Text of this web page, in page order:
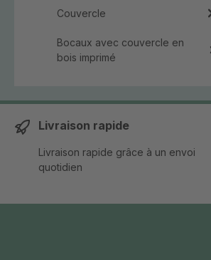
Couvercle
Bocaux avec couvercle en
bois imprimé
Livraison rapide
Livraison rapide grâce à un envoi
quotidien